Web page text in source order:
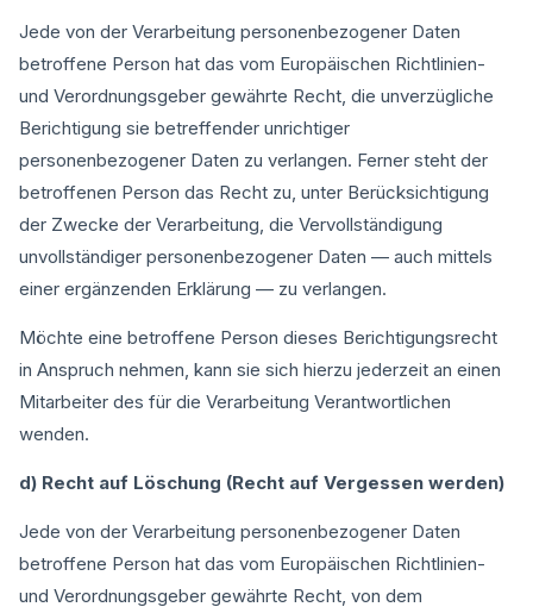
Jede von der Verarbeitung personenbezogener Daten
betroffene Person hat das vom Europäischen Richtlinien-
und Verordnungsgeber gewährte Recht, die unverzügliche
Berichtigung sie betreffender unrichtiger
personenbezogener Daten zu verlangen. Ferner steht der
betroffenen Person das Recht zu, unter Berücksichtigung
der Zwecke der Verarbeitung, die Vervollständigung
unvollständiger personenbezogener Daten — auch mittels
einer ergänzenden Erklärung — zu verlangen.
Möchte eine betroffene Person dieses Berichtigungsrecht
in Anspruch nehmen, kann sie sich hierzu jederzeit an einen
Mitarbeiter des für die Verarbeitung Verantwortlichen
wenden.
d) Recht auf Löschung (Recht auf Vergessen werden)
Jede von der Verarbeitung personenbezogener Daten
betroffene Person hat das vom Europäischen Richtlinien-
und Verordnungsgeber gewährte Recht, von dem